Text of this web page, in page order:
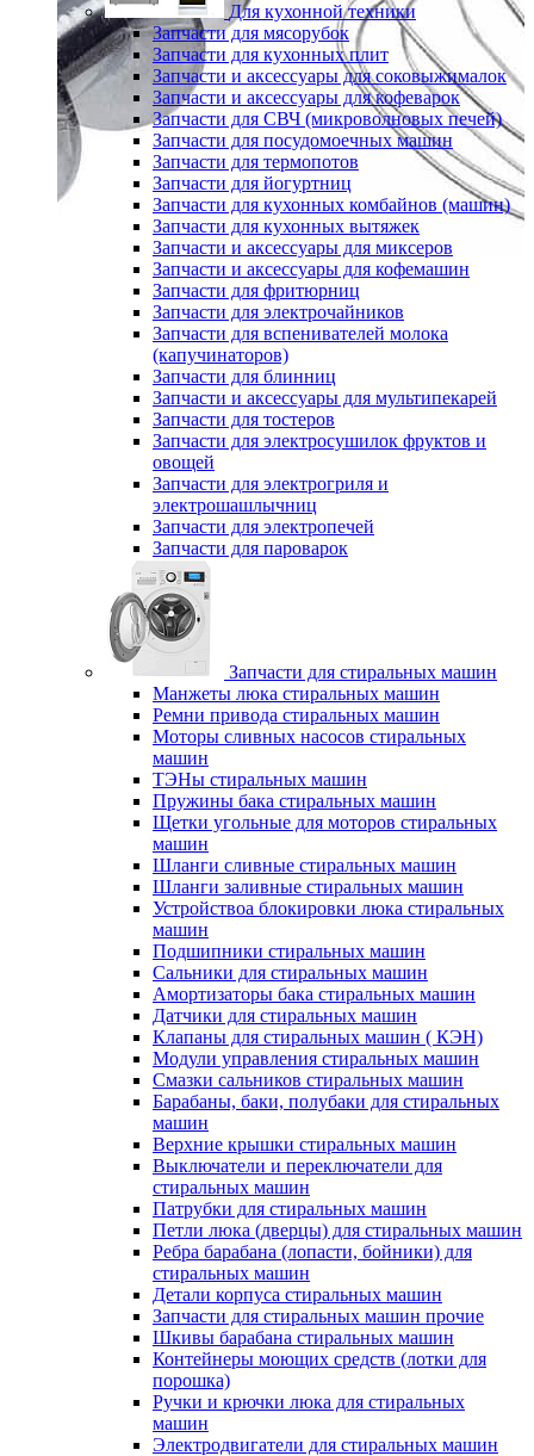
Для кухонной техники
Запчасти для мясорубок
Запчасти для кухонных плит
Запчасти и аксессуары для соковыжималок
Запчасти и аксессуары для кофеварок
Запчасти для СВЧ (микроволновых печей)
Запчасти для посудомоечных машин
Запчасти для термопотов
Запчасти для йогуртниц
Запчасти для кухонных комбайнов (машин)
Запчасти для кухонных вытяжек
Запчасти и аксессуары для миксеров
Запчасти и аксессуары для кофемашин
Запчасти для фритюрниц
Запчасти для электрочайников
Запчасти для вспенивателей молока
(капучинаторов)
Запчасти для блинниц
Запчасти и аксессуары для мультипекарей
Запчасти для тостеров
Запчасти для электросушилок фруктов и
овощей
Запчасти для электрогриля и
электрошашлычниц
Запчасти для электропечей
Запчасти для пароварок
Запчасти для стиральных машин
Манжеты люка стиральных машин
Ремни привода стиральных машин
Моторы сливных насосов стиральных
машин
ТЭНы стиральных машин
Пружины бака стиральных машин
Щетки угольные для моторов стиральных
машин
Шланги сливные стиральных машин
Шланги заливные стиральных машин
Устройствоа блокировки люка стиральных
машин
Подшипники стиральных машин
Сальники для стиральных машин
Амортизаторы бака стиральных машин
Датчики для стиральных машин
Клапаны для стиральных машин ( КЭН)
Модули управления стиральных машин
Смазки сальников стиральных машин
Барабаны, баки, полубаки для стиральных
машин
Верхние крышки стиральных машин
Выключатели и переключатели для
стиральных машин
Патрубки для стиральных машин
Петли люка (дверцы) для стиральных машин
Ребра барабана (лопасти, бойники) для
стиральных машин
Детали корпуса стиральных машин
Запчасти для стиральных машин прочие
Шкивы барабана стиральных машин
Контейнеры моющих средств (лотки для
порошка)
Ручки и крючки люка для стиральных
машин
Электродвигатели для стиральных машин